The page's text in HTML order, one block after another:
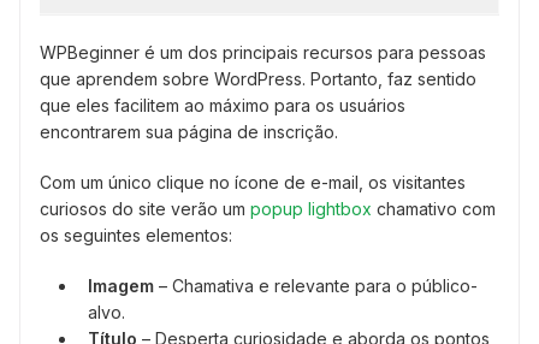
WPBeginner é um dos principais recursos para pessoas
que aprendem sobre WordPress. Portanto, faz sentido
que eles facilitem ao máximo para os usuários
encontrarem sua página de inscrição.
Com um único clique no ícone de e-mail, os visitantes
curiosos do site verão um popup lightbox chamativo com
os seguintes elementos:
Imagem – Chamativa e relevante para o público-
alvo.
Título – Desperta curiosidade e aborda os pontos